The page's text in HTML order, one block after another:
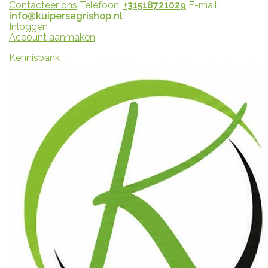
Contacteer ons Telefoon: +31518721029 E-mail:
info@kuipersagrishop.nl
Inloggen
Account aanmaken
Kennisbank